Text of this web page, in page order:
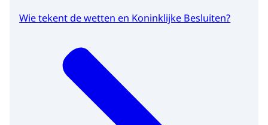
Wie tekent de wetten en Koninklijke Besluiten?